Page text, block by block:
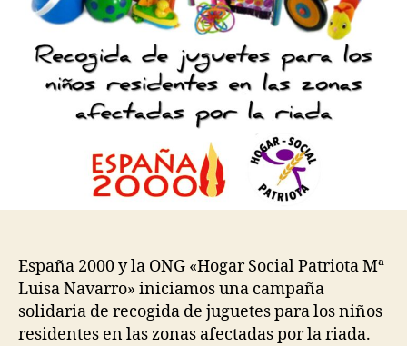
España 2000 y la ONG «Hogar Social Patriota Mª
Luisa Navarro» iniciamos una campaña
solidaria de recogida de juguetes para los niños
residentes en las zonas afectadas por la riada.